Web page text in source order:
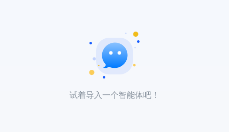
试着导入一个智能体吧！